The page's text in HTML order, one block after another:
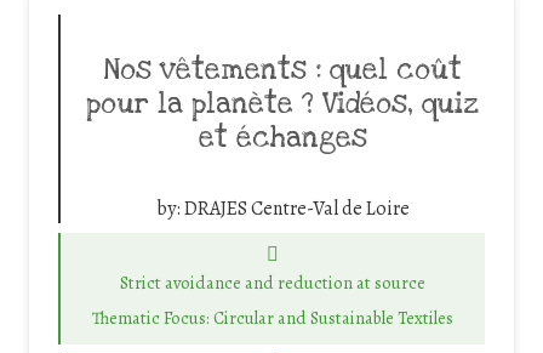
Nos vêtements : quel coût
pour la planète ? Vidéos, quiz
et échanges
by:DRAJES Centre-Val de Loire
Strict avoidance and reduction at source
Thematic Focus: Circular and Sustainable Textiles